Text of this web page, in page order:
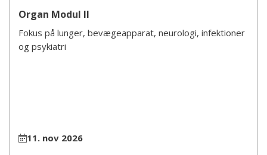
Organ Modul II
Fokus på lunger, bevægeapparat, neurologi, infektioner
og psykiatri
11. nov 2026